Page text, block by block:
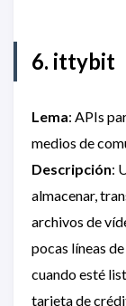
6. ittybit
Lema: APIs
medios de
Descripción:
almacenar,
archivos de
pocas líneas
cuando esté
tarjeta de